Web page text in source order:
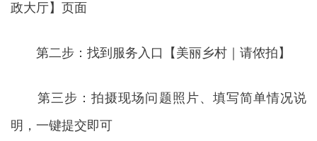
政大厅】页面
第二步：找到服务入口【美丽乡村｜请侬拍】
第三步：拍摄现场问题照片、填写简单情况说
明，一键提交即可